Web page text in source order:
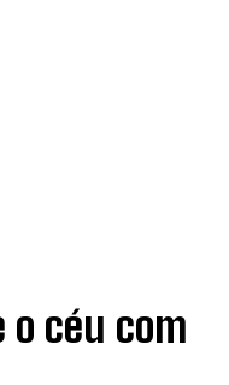
o céu com